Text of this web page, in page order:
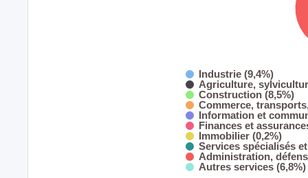
Industrie (9,4%)
Agriculture,
Construction (8,5%)
Commerce,
Information et
Finances et
Immobilier (0,2%)
Services spécialisés
Administration,
Autres services (6,8%)